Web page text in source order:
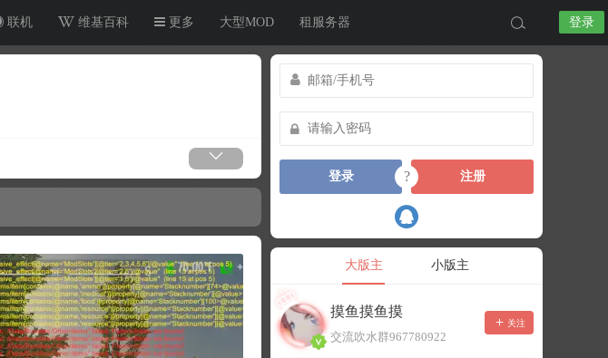
联机 维基百科 更多 大型MOD 租服务器 登录
登录 ? 注册
大版主 小版主
摸鱼摸鱼摸
交流吹水群967780922
关注